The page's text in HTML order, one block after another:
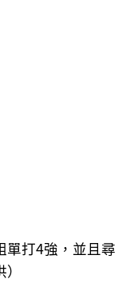
單打4強，並且尋